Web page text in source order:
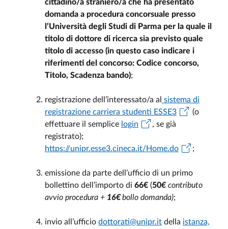
cittadino/a straniero/a che ha presentato
domanda a procedura concorsuale presso
l’Università degli Studi di Parma per la quale il
titolo di dottore di ricerca sia previsto quale
titolo di accesso (in questo caso indicare i
riferimenti del concorso: Codice concorso,
Titolo, Scadenza bando);
registrazione dell’interessato/a al sistema di
registrazione carriera studenti ESSE3
(o
effettuare il semplice login
, se già
registrato);
https://unipr.esse3.cineca.it/Home.do
;
emissione da parte dell’ufficio di un primo
bollettino dell’importo di 66€ (50€contributo
avvio procedura + 16€bollo domanda);
invio all’ufficio dottorati@unipr.it della istanza,